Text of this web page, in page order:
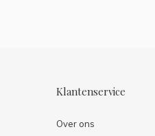
Klantenservice
Over ons